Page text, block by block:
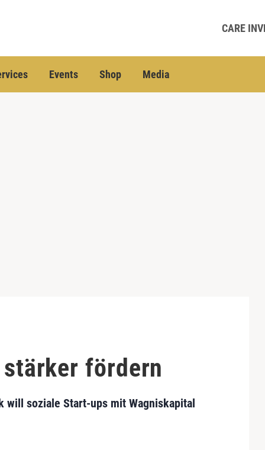
CARE
Events Shop Media
fördern
will soziale Start-ups mit Wagniskapital